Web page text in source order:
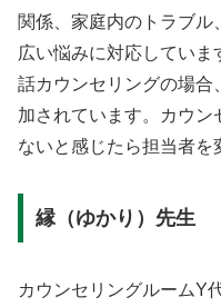
関係、家庭内のトラブル
広い悩みに対応してい
話カウンセリングの場合
加されています。カウン
ないと感じたら担当者を
縁（ゆかり）先生
カウンセリングルームY